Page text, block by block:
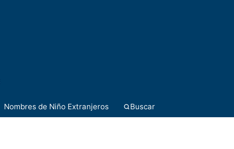
Nombres de Niño Extranjeros Buscar